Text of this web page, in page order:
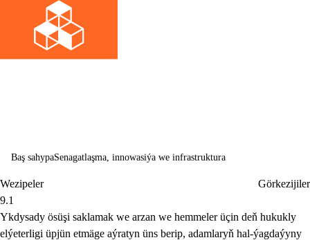
Baş sahypaSenagatlaşma, innowasiýa we infrastruktura
Wezipeler
Görkezijiler
9.1
Ykdysady ösüşi saklamak we arzan we hemmeler üçin deň hukukly
elýeterligi üpjün etmäge aýratyn üns berip, adamlaryň hal-ýagdaýyny